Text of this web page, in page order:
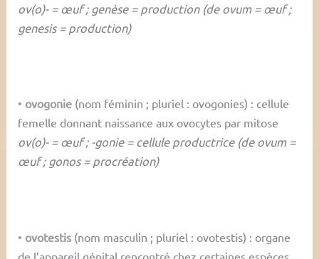
ov(o)- = œuf ; genèse = production (de ovum = œuf ;
genesis = production)
• ovogonie (nom féminin ; pluriel : ovogonies) : cellule
femelle donnant naissance aux ovocytes par mitose
ov(o)- = œuf ; -gonie = cellule productrice (de ovum =
œuf ; gonos = procréation)
• ovotestis (nom masculin ; pluriel : ovotestis) : organe
de l’appareil génital rencontré chez certaines espèces